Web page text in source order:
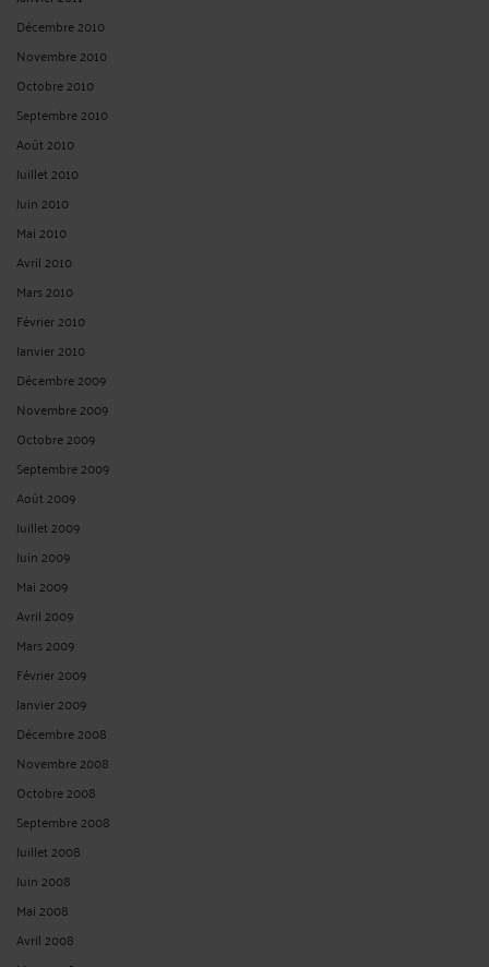
Décembre 2010
Novembre 2010
Octobre 2010
Septembre 2010
Août 2010
Juillet 2010
Juin 2010
Mai 2010
Avril 2010
Mars 2010
Février 2010
Janvier 2010
Décembre 2009
Novembre 2009
Octobre 2009
Septembre 2009
Août 2009
Juillet 2009
Juin 2009
Mai 2009
Avril 2009
Mars 2009
Février 2009
Janvier 2009
Décembre 2008
Novembre 2008
Octobre 2008
Septembre 2008
Juillet 2008
Juin 2008
Mai 2008
Avril 2008